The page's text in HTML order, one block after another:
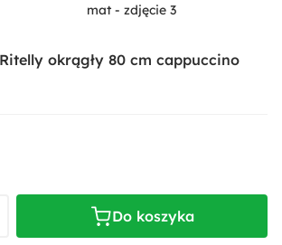
okrągły 80 cm cappuccino
Do koszyka